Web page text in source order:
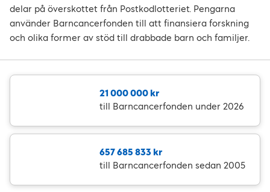
delar på överskottet från Postkodlotteriet. Pengarna
använder Barncancerfonden till att finansiera forskning
och olika former av stöd till drabbade barn och familjer.
21 000 000 kr
till Barncancerfonden under 2026
657 685 833 kr
till Barncancerfonden sedan 2005